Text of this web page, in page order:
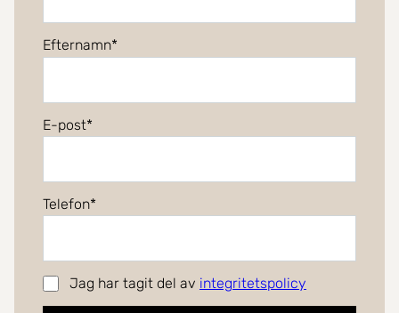
Efternamn
E-post
Telefon
Jag har tagit del av integritetspolicy